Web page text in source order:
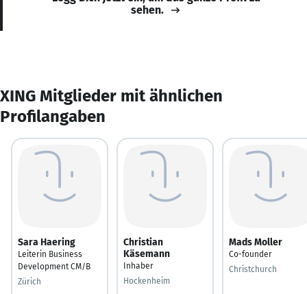
sehen.
XING Mitglieder mit ähnlichen
Profilangaben
Sara Haering
Leiterin Business
Development CM/B
Zürich
Christian
Käsemann
Inhaber
Hockenheim
Mads Moller
Co-founder
Christchurch